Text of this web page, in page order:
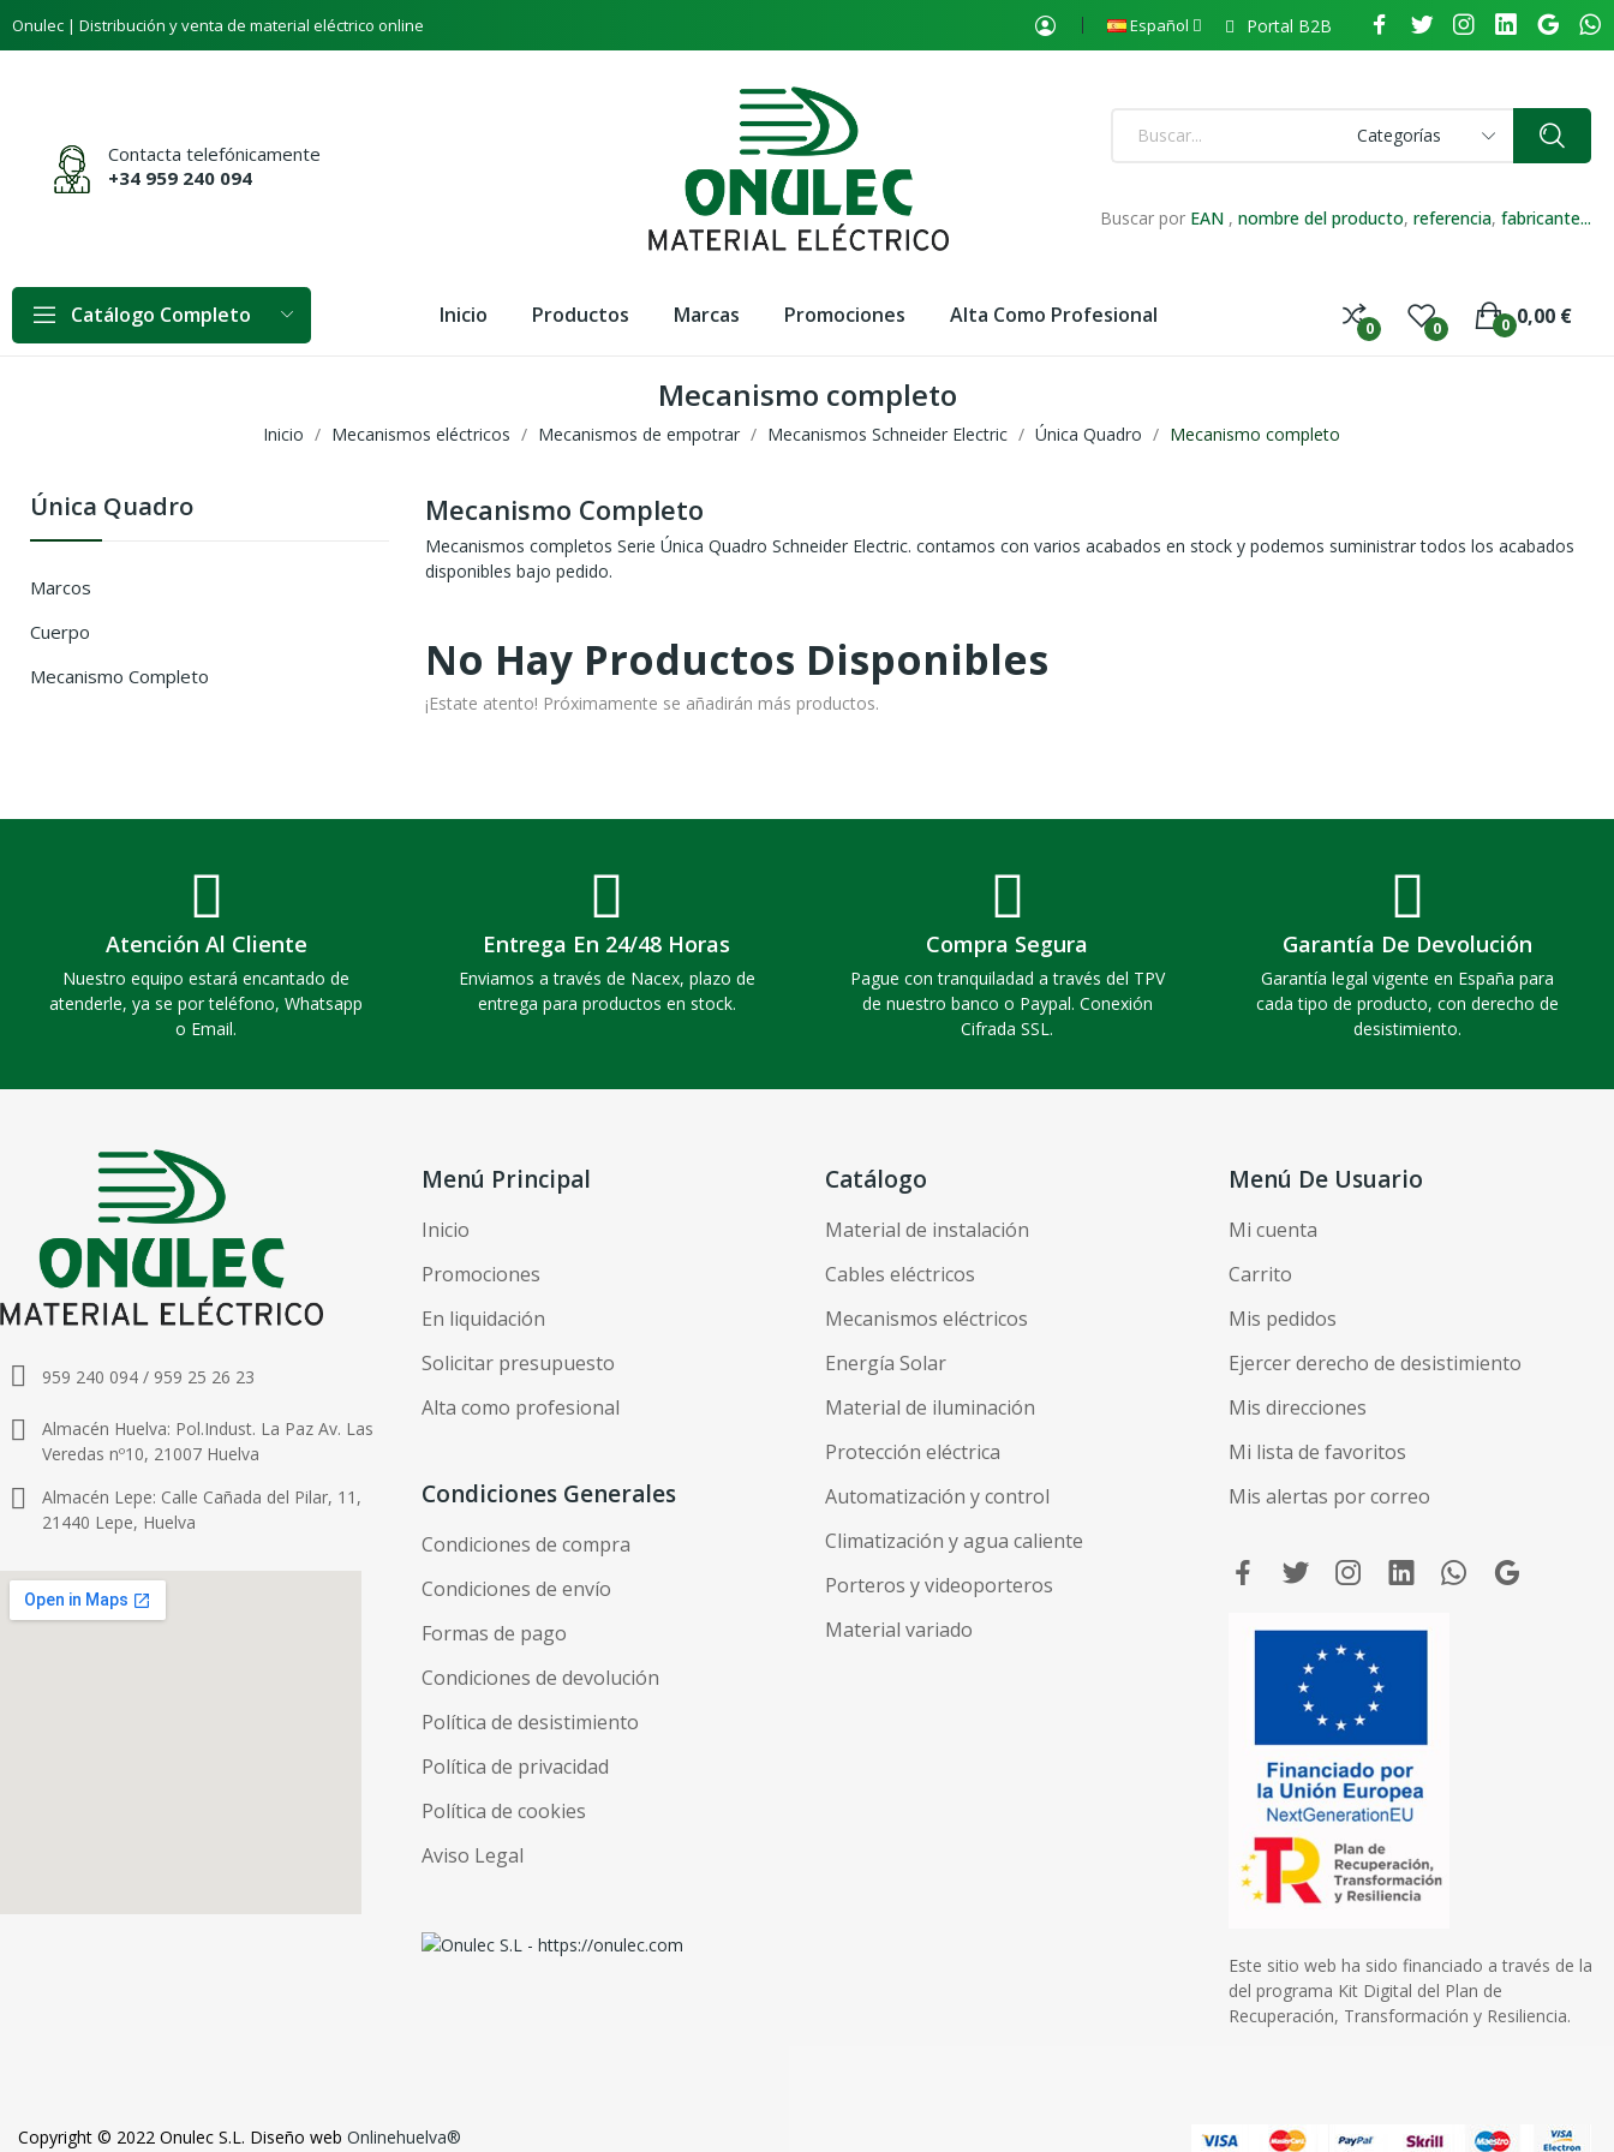
Onulec | Distribución y venta de material eléctrico online Español Portal B2B
Contacta telefónicamente
+34 959 240 094
Categorías
Buscar por EAN ,nombre del producto,referencia,fabricante...
Catálogo Completo Inicio Productos Marcas Promociones Alta Como Profesional
0 0 0,00 €
0
Mecanismo completo
Inicio Mecanismos eléctricos Mecanismos de empotrar Mecanismos Schneider Electric Única Quadro Mecanismo completo
Única Quadro
Marcos
Cuerpo
Mecanismo Completo
Mecanismo Completo
Mecanismos completos Serie Única Quadro Schneider Electric. contamos con varios acabados en stock y podemos suministrar todos los acabados
disponibles bajo pedido.
No Hay Productos Disponibles
¡Estate atento! Próximamente se añadirán más productos.
Atención Al Cliente
Nuestro equipo estará encantado de
atenderle, ya se por teléfono, Whatsapp
o Email.
Entrega En 24/48 Horas
Enviamos a través de Nacex, plazo de
entrega para productos en stock.
Compra Segura
Pague con tranquiladad a través del TPV
de nuestro banco o Paypal. Conexión
Cifrada SSL.
Garantía De Devolución
Garantía legal vigente en España para
cada tipo de producto, con derecho de
desistimiento.
959 240 094 / 959 25 26 23
Almacén Huelva: Pol.Indust. La Paz Av. Las
Veredas nº10, 21007 Huelva
Almacén Lepe: Calle Cañada del Pilar, 11,
21440 Lepe, Huelva
Menú Principal
Inicio
Promociones
En liquidación
Solicitar presupuesto
Alta como profesional
Condiciones Generales
Condiciones de compra
Condiciones de envío
Formas de pago
Condiciones de devolución
Política de desistimiento
Política de privacidad
Política de cookies
Aviso Legal
Catálogo
Material de instalación
Cables eléctricos
Mecanismos eléctricos
Energía Solar
Material de iluminación
Protección eléctrica
Automatización y control
Climatización y agua caliente
Porteros y videoporteros
Material variado
Menú De Usuario
Mi cuenta
Carrito
Mis pedidos
Ejercer derecho de desistimiento
Mis direcciones
Mi lista de favoritos
Mis alertas por correo
Este sitio web ha sido financiado a través de la
del programa Kit Digital del Plan de
Recuperación, Transformación y Resiliencia.
Copyright © 2022 Onulec S.L. Diseño web Onlinehuelva®